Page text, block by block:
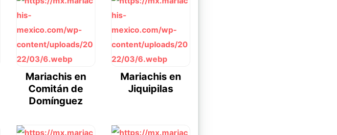
Mariachis en
Comitán de
Domínguez
Mariachis en
Jiquipilas